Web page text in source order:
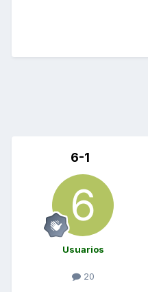
6-1
Usuarios
20